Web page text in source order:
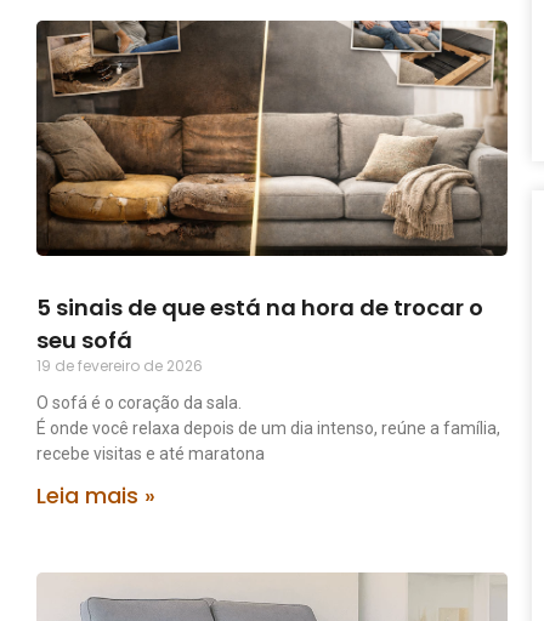
5 sinais de que está na hora de trocar o
seu sofá
19 de fevereiro de 2026
O sofá é o coração da sala.
É onde você relaxa depois de um dia intenso, reúne a família,
recebe visitas e até maratona
Leia mais »